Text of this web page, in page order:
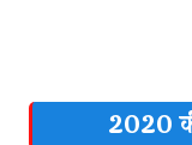
2020